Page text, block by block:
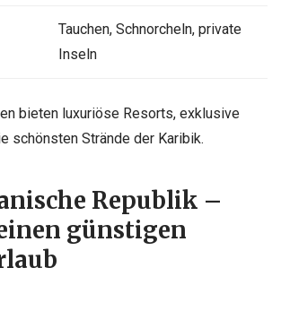
Tauchen, Schnorcheln, private
Inseln
bieten luxuriöse Resorts, exklusive
schönsten Strände der Karibik.
Republik –
günstigen